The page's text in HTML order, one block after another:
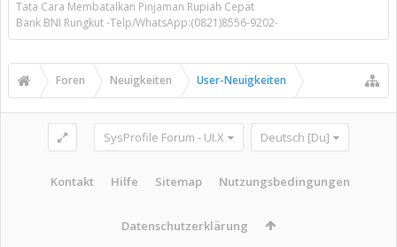
Tata Cara Membatalkan Pinjaman Rupiah Cepat
Bank BNI Rungkut -Telp/WhatsApp:(0821)8556-9202-
Foren Neuigkeiten User-Neuigkeiten
SysProfile Forum - UI.X Deutsch [Du]
Kontakt Hilfe Sitemap Nutzungsbedingungen
Datenschutzerklärung